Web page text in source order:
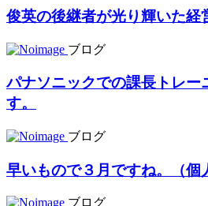
俊英の後継者が光り輝いた経
ブログ
パナソニックでの課長トレー
す。
ブログ
早いもので３月ですね。（個
ブログ